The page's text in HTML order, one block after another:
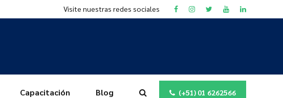
Visite nuestras redes sociales
(+51) 01 6262566
Capacitación Blog